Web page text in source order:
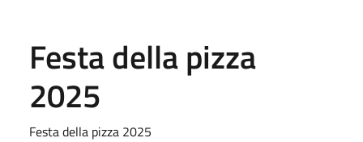
Festa della pizza
2025
Festa della pizza 2025